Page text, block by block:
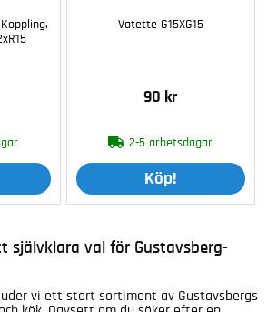
Vatette G15XG15
90 kr
2-5 arbetsdagar
Köp!
självklara val för Gustavsberg-
vi ett stort sortiment av Gustavsbergs